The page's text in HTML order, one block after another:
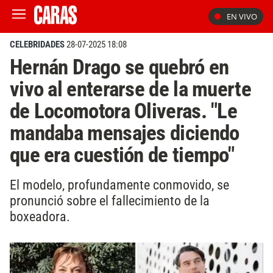
EN VIVO
CELEBRIDADES28-07-2025 18:08
Hernán Drago se quebró en
vivo al enterarse de la muerte
de Locomotora Oliveras. "Le
mandaba mensajes diciendo
que era cuestión de tiempo"
El modelo, profundamente conmovido, se
pronunció sobre el fallecimiento de la
boxeadora.